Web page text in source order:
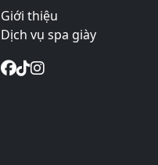
Giới thiệu
Dịch vụ spa giày